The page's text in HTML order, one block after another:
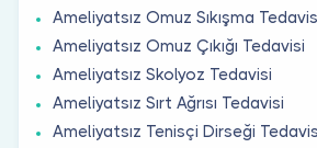
Ameliyatsız Omuz Sıkışma
Ameliyatsız Omuz Çıkığı Tedavisi
Ameliyatsız Skolyoz Tedavisi
Ameliyatsız Sırt Ağrısı Tedavisi
Ameliyatsız Tenisçi Dirseği